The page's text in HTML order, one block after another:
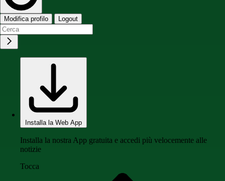
Modifica profilo Logout
Installa la Web App
Installa la nostra App gratuita e accedi più velocemente alle
notizie
Tocca